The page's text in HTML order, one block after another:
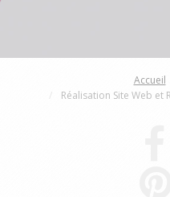
Accueil
Réalisation Site Web et